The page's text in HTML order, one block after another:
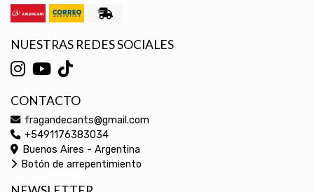
NUESTRAS REDES SOCIALES
CONTACTO
fragandecants@gmail.com
+5491176383034
Buenos Aires - Argentina
Botón de arrepentimiento